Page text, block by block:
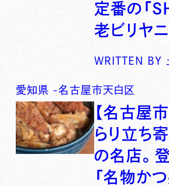
定番の「
老ビリヤ
WRITTEN BY
愛知県 -名古屋市天白区
【名古屋
らり立ち
の名店。
「名物か